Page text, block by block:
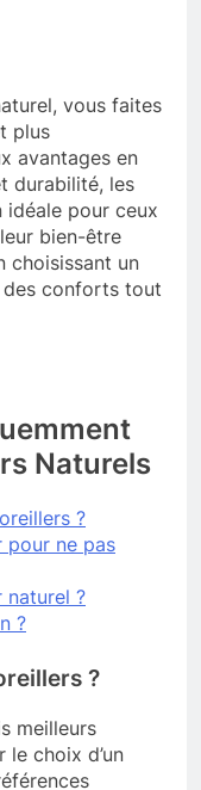
vous faites
plus
avantages en
durabilité, les
pour ceux
bien-être
choisissant un
conforts tout
Naturels
?
pour ne pas
naturel ?
?
?
meilleurs
le choix d’un